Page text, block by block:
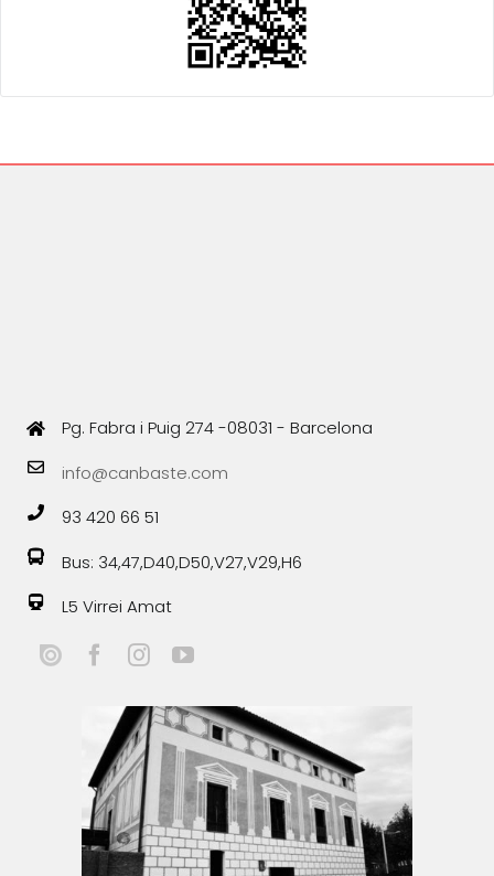
Pg. Fabra i Puig 274 -08031 - Barcelona
info@canbaste.com
93 420 66 51
Bus: 34,47,D40,D50,V27,V29,H6
L5 Virrei Amat